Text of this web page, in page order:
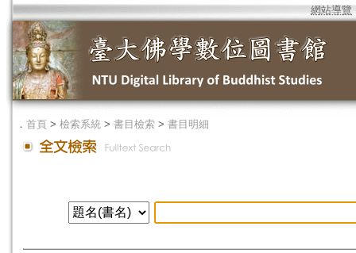
網站導覽
． 首頁 > 檢索系統 > 書目檢索 > 書目明細